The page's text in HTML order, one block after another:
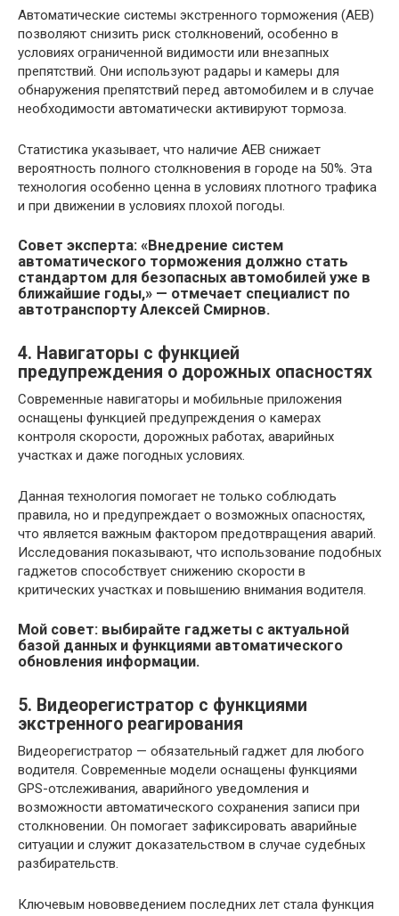
Автоматические системы экстренного торможения (AEB)
позволяют снизить риск столкновений, особенно в
условиях ограниченной видимости или внезапных
препятствий. Они используют радары и камеры для
обнаружения препятствий перед автомобилем и в случае
необходимости автоматически активируют тормоза.
Статистика указывает, что наличие AEB снижает
вероятность полного столкновения в городе на 50%. Эта
технология особенно ценна в условиях плотного трафика
и при движении в условиях плохой погоды.
Совет эксперта: «Внедрение систем
автоматического торможения должно стать
стандартом для безопасных автомобилей уже в
ближайшие годы,» — отмечает специалист по
автотранспорту Алексей Смирнов.
4. Навигаторы с функцией
предупреждения о дорожных опасностях
Современные навигаторы и мобильные приложения
оснащены функцией предупреждения о камерах
контроля скорости, дорожных работах, аварийных
участках и даже погодных условиях.
Данная технология помогает не только соблюдать
правила, но и предупреждает о возможных опасностях,
что является важным фактором предотвращения аварий.
Исследования показывают, что использование подобных
гаджетов способствует снижению скорости в
критических участках и повышению внимания водителя.
Мой совет: выбирайте гаджеты с актуальной
базой данных и функциями автоматического
обновления информации.
5. Видеорегистратор с функциями
экстренного реагирования
Видеорегистратор — обязательный гаджет для любого
водителя. Современные модели оснащены функциями
GPS-отслеживания, аварийного уведомления и
возможности автоматического сохранения записи при
столкновении. Он помогает зафиксировать аварийные
ситуации и служит доказательством в случае судебных
разбирательств.
Ключевым нововведением последних лет стала функция